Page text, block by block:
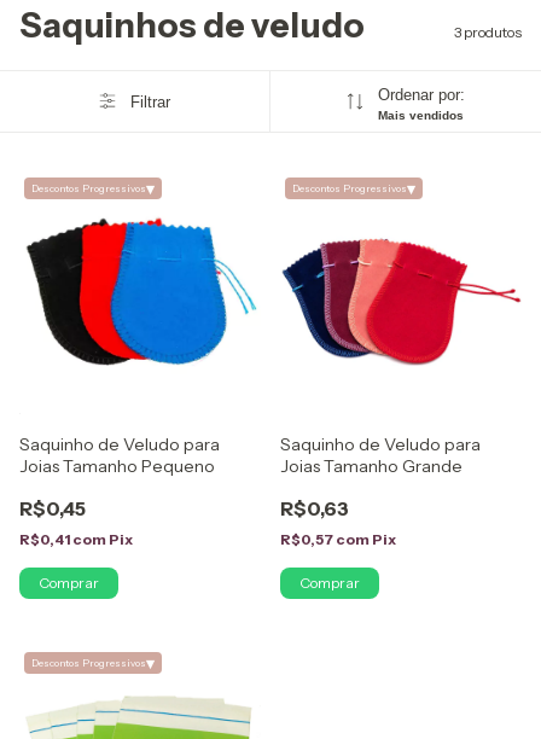
Saquinhos de veludo 3 produtos
Filtrar Ordenar por:
Mais vendidos
Descontos Progressivos▾
Saquinho de Veludo para
Joias Tamanho Pequeno
R$0,45
R$0,41 com Pix
Comprar
Descontos Progressivos▾
Saquinho de Veludo para
Joias Tamanho Grande
R$0,63
R$0,57 com Pix
Comprar
Descontos Progressivos▾